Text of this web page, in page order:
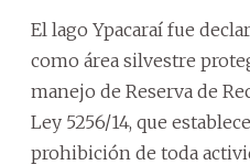
El lago Ypacaraí fue
como área silvestre
manejo de Reserva de
Ley 5256/14, que
prohibición de toda